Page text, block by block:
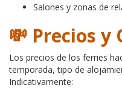
Salones y zonas de
💸 Precios y
Los precios de los ferries
temporada, tipo de
Indicativamente: